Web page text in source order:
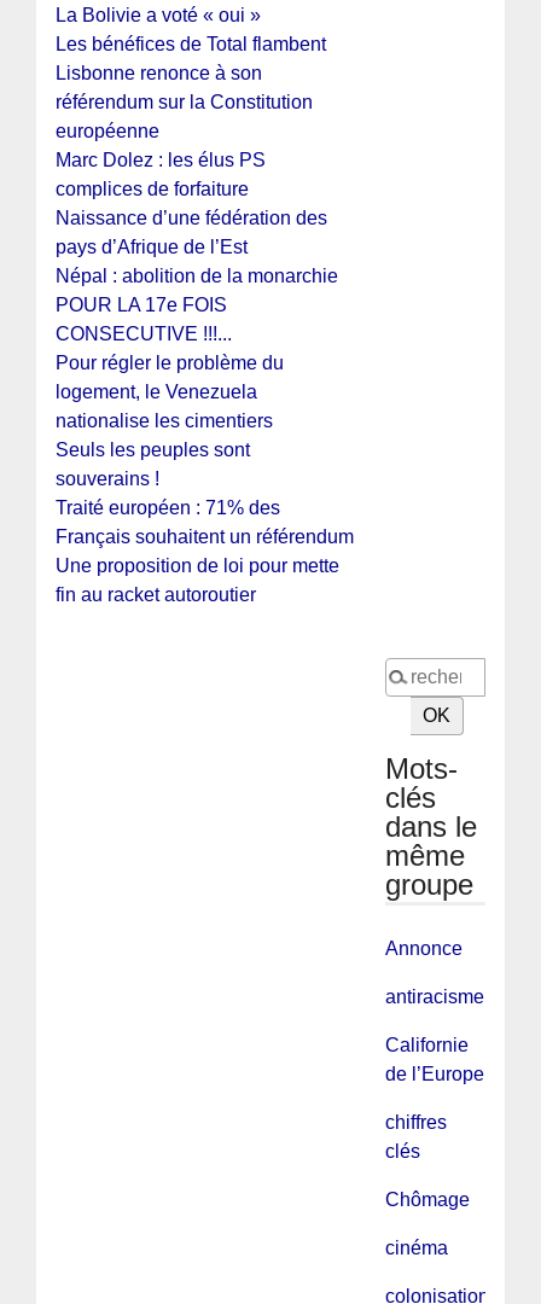
La Bolivie a voté « oui »
Les bénéfices de Total flambent
Lisbonne renonce à son
référendum sur la Constitution
européenne
Marc Dolez : les élus PS
complices de forfaiture
Naissance d’une fédération des
pays d’Afrique de l’Est
Népal : abolition de la monarchie
POUR LA 17e FOIS
CONSECUTIVE !!!...
Pour régler le problème du
logement, le Venezuela
nationalise les cimentiers
Seuls les peuples sont
souverains !
Traité européen : 71% des
Français souhaitent un référendum
Une proposition de loi pour mette
fin au racket autoroutier
Mots-
clés
dans le
même
groupe
Annonce
antiracisme
Californie
de l’Europe
chiffres
clés
Chômage
cinéma
colonisation